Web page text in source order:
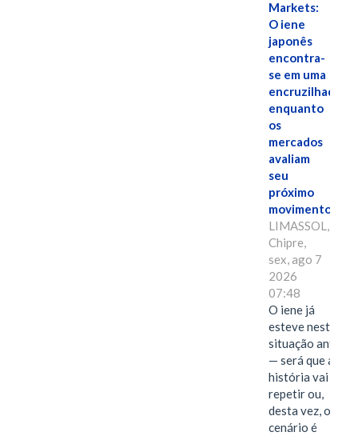
Markets:
O iene
japonês
encontra-
se em uma
encruzilhada
enquanto
os
mercados
avaliam
seu
próximo
movimento.
LIMASSOL,
Chipre,
sex, ago 7
2026
07:48
O iene já
esteve nesta
situação antes
— será que a
história vai se
repetir ou,
desta vez, o
cenário é